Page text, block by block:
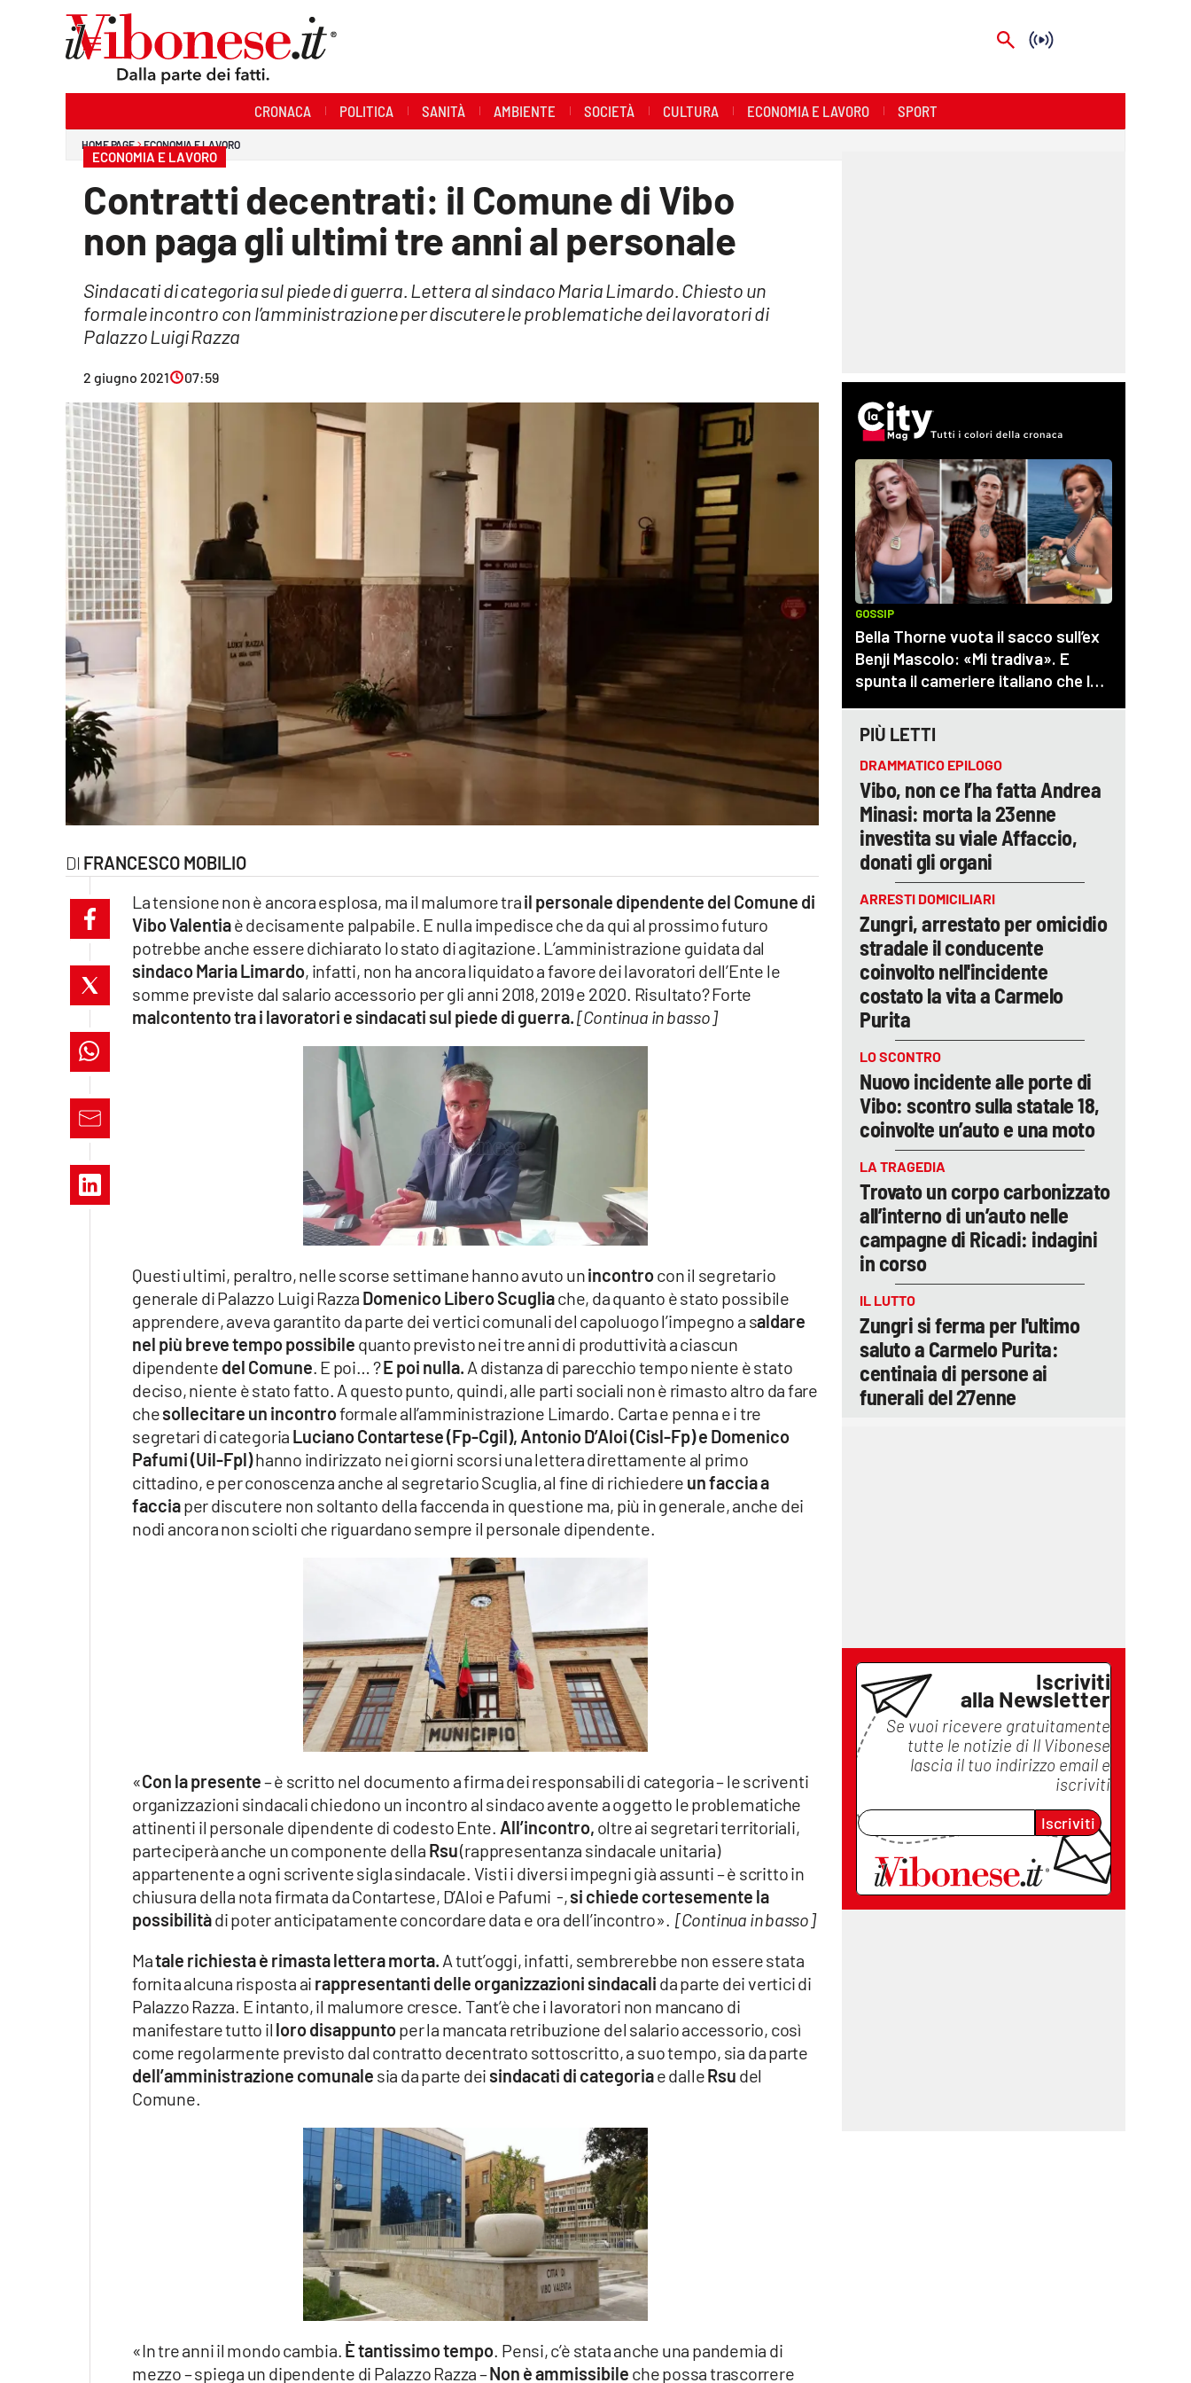
Economia e Lavoro
Streaming
Lac Network
lacitymag.it
cosenzachannel.it
catanzarochannel.it
lacapitalenews.it
Vai
CRONACA POLITICA SANITÀ AMBIENTE SOCIETÀ CULTURA ECONOMIA E LAVORO SPORT
HOME PAGE ECONOMIA E LAVORO
ECONOMIA E LAVORO
Contratti decentrati: il Comune di Vibo
non paga gli ultimi tre anni al personale
Sindacati di categoria sul piede di guerra. Lettera al sindaco Maria Limardo. Chiesto un
formale incontro con l’amministrazione per discutere le problematiche dei lavoratori di
Palazzo Luigi Razza
2 giugno 2021 07:59
FRANCESCO MOBILIO
La tensione non è ancora esplosa, ma il malumore trail personale dipendente del Comune di
Vibo Valentiaè decisamente palpabile. E nulla impedisce che da qui al prossimo futuro
potrebbe anche essere dichiarato lo stato di agitazione. L’amministrazione guidata dal
sindaco Maria Limardo, infatti, non ha ancora liquidato a favore dei lavoratori dell’Ente le
somme previste dal salario accessorio per gli anni 2018, 2019 e 2020. Risultato? Forte
malcontento tra i lavoratori e sindacati sul piede di guerra.[Continua in basso]
Questi ultimi, peraltro, nelle scorse settimane hanno avuto unincontrocon il segretario
generale di Palazzo Luigi Razza Domenico Libero Scugliache, da quanto è stato possibile
apprendere, aveva garantito da parte dei vertici comunali del capoluogo l’impegno a saldare
nel più breve tempo possibile quanto previsto nei tre anni di produttività a ciascun
dipendente del Comune . E poi… ?E poi nulla. A distanza di parecchio tempo niente è stato
deciso, niente è stato fatto. A questo punto, quindi, alle parti sociali non è rimasto altro da fare
chesollecitare un incontroformale all’amministrazione Limardo. Carta e penna e i tre
segretari di categoria Luciano Contartese (Fp-Cgil), Antonio D’Aloi (Cisl-Fp) e Domenico
Pafumi (Uil-Fpl)hanno indirizzato nei giorni scorsi una lettera direttamente al primo
cittadino, e per conoscenza anche al segretario Scuglia, al fine di richiedere un faccia a
facciaper discutere non soltanto della faccenda in questione ma, più in generale, anche dei
nodi ancora non sciolti che riguardano sempre il personale dipendente.
«Con la presente– è scritto nel documento a firma dei responsabili di categoria – le scriventi
organizzazioni sindacali chiedono un incontro al sindaco avente a oggetto le problematiche
attinenti il personale dipendente di codesto Ente. All’incontro, oltre ai segretari territoriali,
parteciperà anche un componente della Rsu(rappresentanza sindacale unitaria)
appartenente a ogni scrivente sigla sindacale. Visti i diversi impegni già assunti – è scritto in
chiusura della nota firmata da Contartese, D’Aloi e Pafumi -,si chiede cortesemente la
possibilitàdi poter anticipatamente concordare data e ora dell’incontro». [Continua in basso]
Matale richiesta è rimasta lettera morta. A tutt’oggi, infatti, sembrerebbe non essere stata
fornita alcuna risposta ai rappresentanti delle organizzazioni sindacali da parte dei vertici di
Palazzo Razza. E intanto, il malumore cresce. Tant’è che i lavoratori non mancano di
manifestare tutto il loro disappuntoper la mancata retribuzione del salario accessorio, così
come regolarmente previsto dal contratto decentrato sottoscritto, a suo tempo, sia da parte
dell’amministrazione comunale sia da parte dei sindacati di categoriae dalleRsu del
Comune.
«In tre anni il mondo cambia. È tantissimo tempo. Pensi, c’è stata anche una pandemia di
mezzo – spiega un dipendente di Palazzo Razza –Non è ammissibile che possa trascorrere
PIÙ LETTI
DRAMMATICO EPILOGO
Vibo, non ce l’ha fatta Andrea
Minasi: morta la 23enne
investita su viale Affaccio,
donati gli organi
ARRESTI DOMICILIARI
Zungri, arrestato per omicidio
stradale il conducente
coinvolto nell'incidente
costato la vita a Carmelo
Purita
LO SCONTRO
Nuovo incidente alle porte di
Vibo: scontro sulla statale 18,
coinvolte un’auto e una moto
LA TRAGEDIA
Trovato un corpo carbonizzato
all’interno di un’auto nelle
campagne di Ricadi: indagini
in corso
IL LUTTO
Zungri si ferma per l'ultimo
saluto a Carmelo Purita:
centinaia di persone ai
funerali del 27enne
Iscriviti
alla Newsletter
Se vuoi ricevere gratuitamente
tutte le notizie di Il Vibonese
lascia il tuo indirizzo email e
iscriviti
Iscriviti